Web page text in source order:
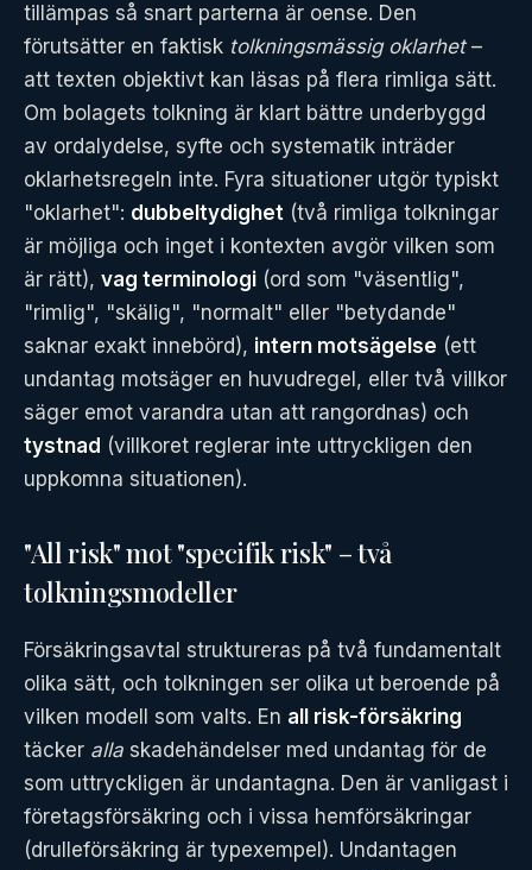
tillämpas så snart parterna är oense. Den
förutsätter en faktisk tolkningsmässig oklarhet–
att texten objektivt kan läsas på flera rimliga sätt.
Om bolagets tolkning är klart bättre underbyggd
av ordalydelse, syfte och systematik inträder
oklarhetsregeln inte. Fyra situationer utgör typiskt
"oklarhet": dubbeltydighet (två rimliga tolkningar
är möjliga och inget i kontexten avgör vilken som
är rätt), vag terminologi (ord som "väsentlig",
"rimlig", "skälig", "normalt" eller "betydande"
saknar exakt innebörd), intern motsägelse (ett
undantag motsäger en huvudregel, eller två villkor
säger emot varandra utan att rangordnas) och
tystnad (villkoret reglerar inte uttryckligen den
uppkomna situationen).
"All risk" mot "specifik risk" – två
tolkningsmodeller
Försäkringsavtal struktureras på två fundamentalt
olika sätt, och tolkningen ser olika ut beroende på
vilken modell som valts. En all risk-försäkring
täcker alla skadehändelser med undantag för de
som uttryckligen är undantagna. Den är vanligast i
företagsförsäkring och i vissa hemförsäkringar
(drulleförsäkring är typexempel). Undantagen